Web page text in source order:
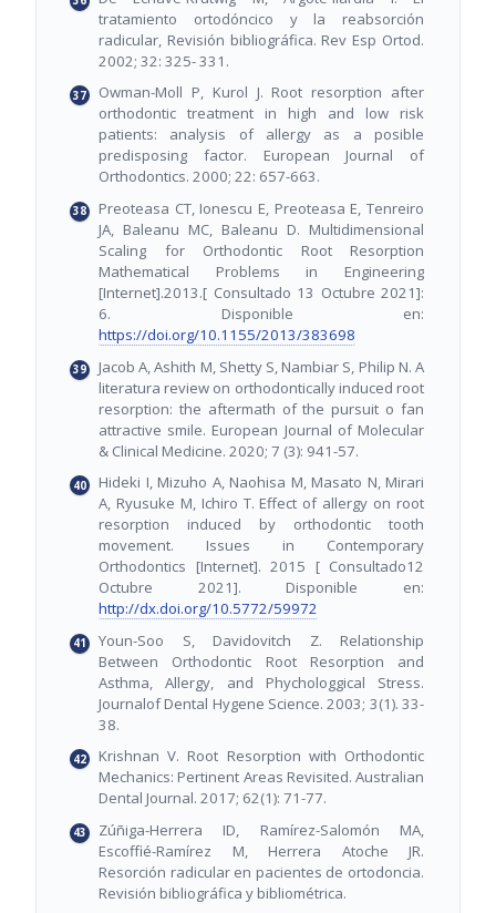
tratamiento ortodóncico y la reabsorción
radicular, Revisión bibliográfica. Rev Esp Ortod.
2002; 32: 325- 331.
Owman-Moll P, Kurol J. Root resorption after
orthodontic treatment in high and low risk
patients: analysis of allergy as a posible
predisposing factor. European Journal of
Orthodontics. 2000; 22: 657-663.
Preoteasa CT, Ionescu E, Preoteasa E, Tenreiro
JA, Baleanu MC, Baleanu D. Multidimensional
Scaling for Orthodontic Root Resorption
Mathematical Problems in Engineering
[Internet].2013.[ Consultado 13 Octubre 2021]:
6. Disponible en:
https://doi.org/10.1155/2013/383698
Jacob A, Ashith M, Shetty S, Nambiar S, Philip N. A
literatura review on orthodontically induced root
resorption: the aftermath of the pursuit o fan
attractive smile. European Journal of Molecular
& Clinical Medicine. 2020; 7 (3): 941-57.
Hideki I, Mizuho A, Naohisa M, Masato N, Mirari
A, Ryusuke M, Ichiro T. Effect of allergy on root
resorption induced by orthodontic tooth
movement. Issues in Contemporary
Orthodontics [Internet]. 2015 [ Consultado12
Octubre 2021]. Disponible en:
http://dx.doi.org/10.5772/59972
Youn-Soo S, Davidovitch Z. Relationship
Between Orthodontic Root Resorption and
Asthma, Allergy, and Phychologgical Stress.
Journalof Dental Hygene Science. 2003; 3(1). 33-
38.
Krishnan V. Root Resorption with Orthodontic
Mechanics: Pertinent Areas Revisited. Australian
Dental Journal. 2017; 62(1): 71-77.
Zúñiga-Herrera ID, Ramírez-Salomón MA,
Escoffié-Ramírez M, Herrera Atoche JR.
Resorción radicular en pacientes de ortodoncia.
Revisión bibliográfica y bibliométrica.